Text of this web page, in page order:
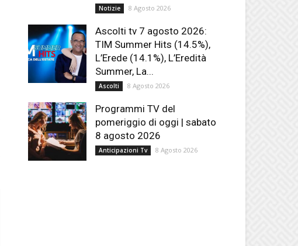
Notizie 8 Agosto 2026
Ascolti tv 7 agosto 2026:
TIM Summer Hits (14.5%),
L’Erede (14.1%), L’Eredità
Summer, La...
Ascolti 8 Agosto 2026
Programmi TV del
pomeriggio di oggi | sabato
8 agosto 2026
Anticipazioni Tv 8 Agosto 2026